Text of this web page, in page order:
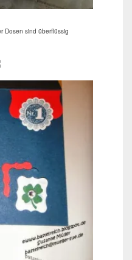
Dosen sind überflüssig